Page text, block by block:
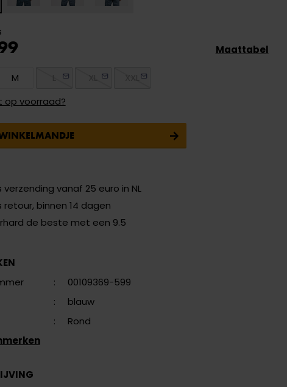
M
op voorraad?
Maattabel
verzending vanaf 25 euro in NL
retour, binnen 14 dagen
de beste met een 9.5
:
00109369-599
:
blauw
:
Rond